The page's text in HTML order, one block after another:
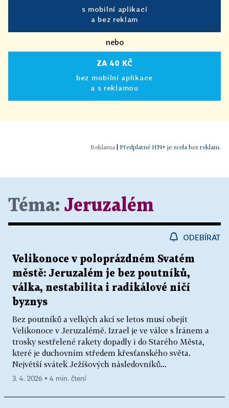
s mobilní aplikací
a bez reklam
nebo
ZA 40 KČ
bez mobilní aplikace
a s reklamou
Předplatné HN+ je zcela bez reklam.
Téma: Jeruzalém
ODEBÍRAT
Velikonoce v poloprázdném Svatém
městě: Jeruzalém je bez poutníků,
válka, nestabilita i radikálové ničí
byznys
Bez poutníků a velkých akcí se letos musí obejít
Velikonoce v Jeruzalémě. Izrael je ve válce s Íránem a
trosky sestřelené rakety dopadly i do Starého Města,
které je duchovním středem křesťanského světa.
Největší svátek Ježíšových následovníků...
3. 4. 2026 ▪ 4 min. čtení